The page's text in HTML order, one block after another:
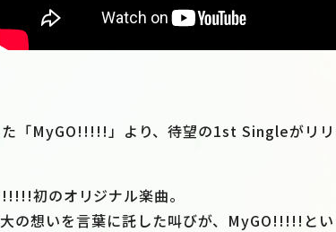
「MyGO!!!!!」より、待望の1st Singleがリリ
初のオリジナル楽曲。
の想いを言葉に託した叫びが、MyGO!!!!!とい